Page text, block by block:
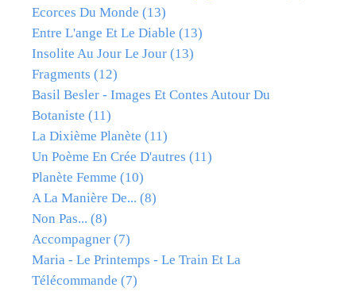
Ecorces Du Monde (13)
Entre L'ange Et Le Diable (13)
Insolite Au Jour Le Jour (13)
Fragments (12)
Basil Besler - Images Et Contes Autour Du
Botaniste (11)
La Dixième Planète (11)
Un Poème En Crée D'autres (11)
Planète Femme (10)
A La Manière De... (8)
Non Pas... (8)
Accompagner (7)
Maria - Le Printemps - Le Train Et La
Télécommande (7)